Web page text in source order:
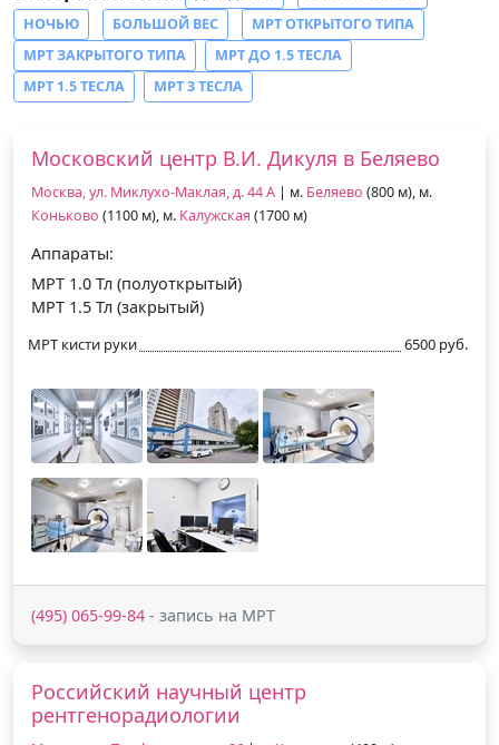
НОЧЬЮ
БОЛЬШОЙ ВЕС
МРТ ОТКРЫТОГО ТИПА
МРТ ЗАКРЫТОГО ТИПА
МРТ ДО 1.5 ТЕСЛА
МРТ 1.5 ТЕСЛА
МРТ 3 ТЕСЛА
Московский центр В.И. Дикуля в Беляево
Москва, ул. Миклухо-Маклая, д. 44 А | м. Беляево (800 м), м.
Коньково (1100 м), м. Калужская (1700 м)
Аппараты:
МРТ 1.0 Тл (полуоткрытый)
МРТ 1.5 Тл (закрытый)
МРТ кисти руки 6500 руб.
(495) 065-99-84 - запись на МРТ
Российский научный центр
рентгенорадиологии